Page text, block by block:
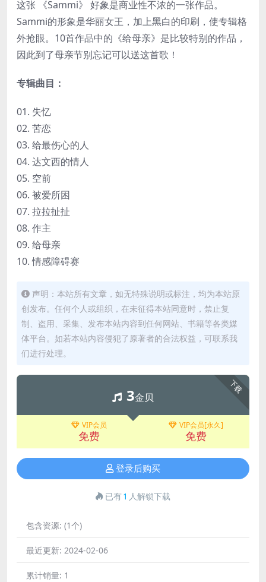
这张 《Sammi》 好象是商业性不浓的一张作品。
Sammi的形象是华丽女王，加上黑白的印刷，使专辑格
外抢眼。10首作品中的《给母亲》是比较特别的作品，
因此到了母亲节别忘记可以送这首歌！
专辑曲目：
01. 失忆
02. 苦恋
03. 给最伤心的人
04. 达文西的情人
05. 空前
06. 被爱所困
07. 拉拉扯扯
08. 作主
09. 给母亲
10. 情感障碍赛
声明：本站所有文章，如无特殊说明或标注，均为本站原
创发布。任何个人或组织，在未征得本站同意时，禁止复
制、盗用、采集、发布本站内容到任何网站、书籍等各类媒
体平台。如若本站内容侵犯了原著者的合法权益，可联系我
们进行处理。
下载
3金贝
VIP会员
免费
VIP会员[永久]
免费
登录后购买
已有1 人解锁下载
包含资源: (1个)
最近更新: 2024-02-06
累计销量: 1